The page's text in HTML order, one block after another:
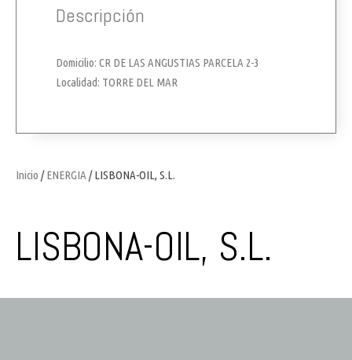
Inicio /ENERGIA / LISBONA-OIL, S.L.
LISBONA-OIL, S.L.
Descripción
Domicilio: CR DE LAS ANGUSTIAS PARCELA 2-3
Localidad: TORRE DEL MAR